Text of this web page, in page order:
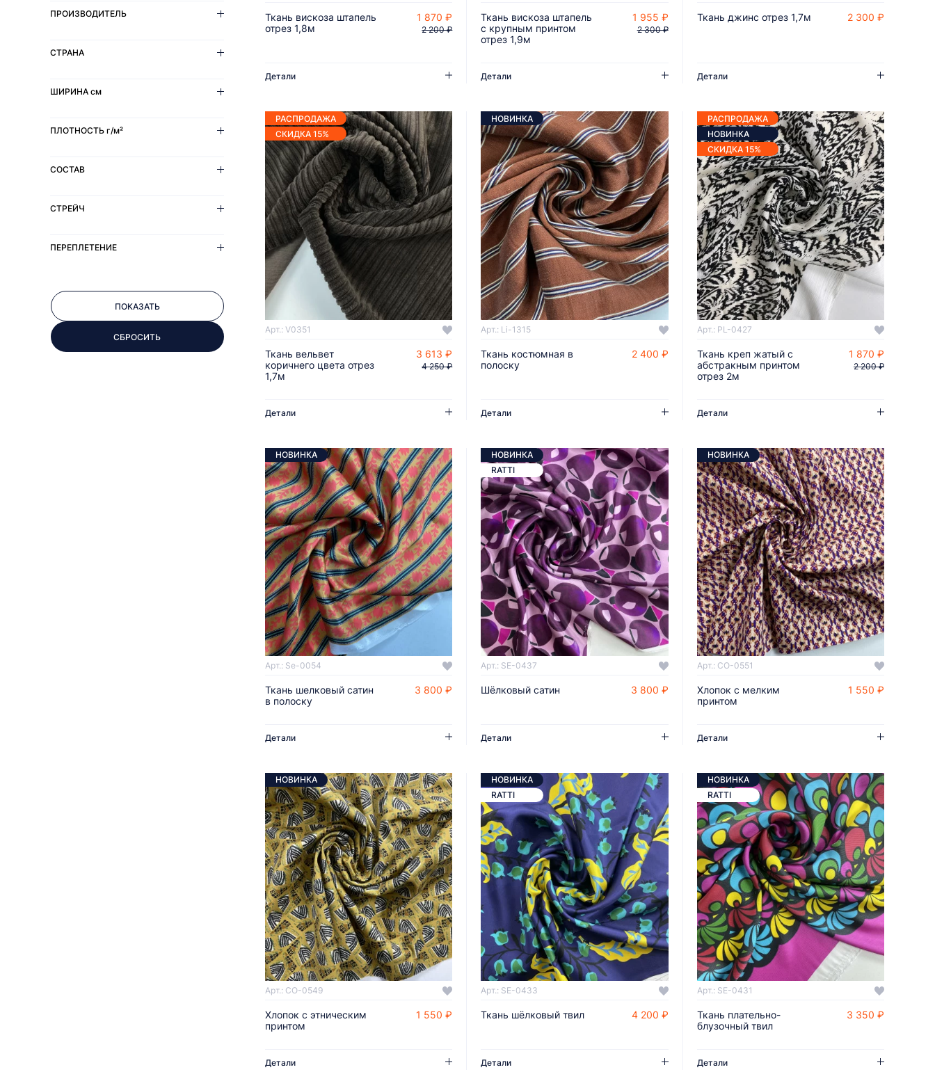
ПРОИЗВОДИТЕЛЬ
СТРАНА
ШИРИНА см
ПЛОТНОСТЬ г/м²
СОСТАВ
СТРЕЙЧ
ПЕРЕПЛЕТЕНИЕ
ДОБАВИТЬ В КОРЗИНУ
Ткань вискоза штапель
отрез 1,8м
1 870 ₽
2 200 ₽
Детали
ДОБАВИТЬ В КОРЗИНУ
Ткань вискоза штапель
с крупным принтом
отрез 1,9м
1 955 ₽
2 300 ₽
Детали
Ткань джинс отрез 1,7м 2 300 ₽
Детали
ДОБАВИТЬ В КОРЗИНУ
РАСПРОДАЖА
СКИДКА 15%
Арт.: V0351
Ткань вельвет
коричнего цвета отрез
1,7м
3 613 ₽
4 250 ₽
Детали
НОВИНКА
Арт.: Li-1315
Ткань костюмная в
полоску
2 400 ₽
Детали
ДОБАВИТЬ В КОРЗИНУ
РАСПРОДАЖА
НОВИНКА
СКИДКА 15%
Арт.: PL-0427
Ткань креп жатый с
абстракным принтом
отрез 2м
1 870 ₽
2 200 ₽
Детали
ДОБАВИТЬ В КОРЗИНУ
НОВИНКА
Арт.: Se-0054
Ткань шелковый сатин
в полоску
3 800 ₽
Детали
НОВИНКА
RATTI
Арт.: SE-0437
Шёлковый сатин 3 800 ₽
Детали
НОВИНКА
Арт.: CO-0551
Хлопок с мелким
принтом
1 550 ₽
Детали
НОВИНКА
Арт.: CO-0549
Хлопок с этническим
принтом
1 550 ₽
Детали
НОВИНКА
RATTI
Арт.: SE-0433
Ткань шёлковый твил 4 200 ₽
Детали
ДОБАВИТЬ В КОРЗИНУ
НОВИНКА
RATTI
Арт.: SE-0431
Ткань плательно-
блузочный твил
3 350 ₽
Детали